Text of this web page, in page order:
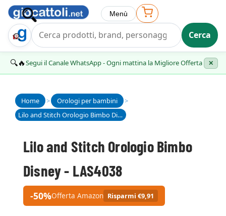
Trova Regalo Cerca
Menù
🔍🔥Segui il Canale WhatsApp - Ogni mattina la Migliore Offerta ✕
Home > Orologi per bambini
>
Lilo and Stitch Orologio Bimbo Disney - LAS4038
Lilo and Stitch Orologio Bimbo
Disney - LAS4038
-50%Offerta Amazon Risparmi €9,91